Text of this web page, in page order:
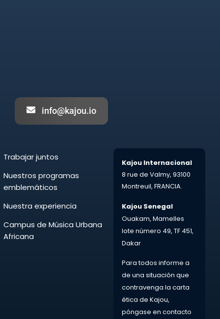
info@kajou.io
Trabajar juntos
Nuestros programas
emblemáticos
Nuestra experiencia
Campus de Música Urbana
Africana
Kajou Internacional
8 rue de Valmy, 93100
Montreuil, FRANCIA.
Kajou Senegal
Ouakam, Mamelles
lote número 49, TF 451,
Dakar
Para todos informe a
de una situación que
contravenga la carta
ética de Kajou,
póngase en contacto